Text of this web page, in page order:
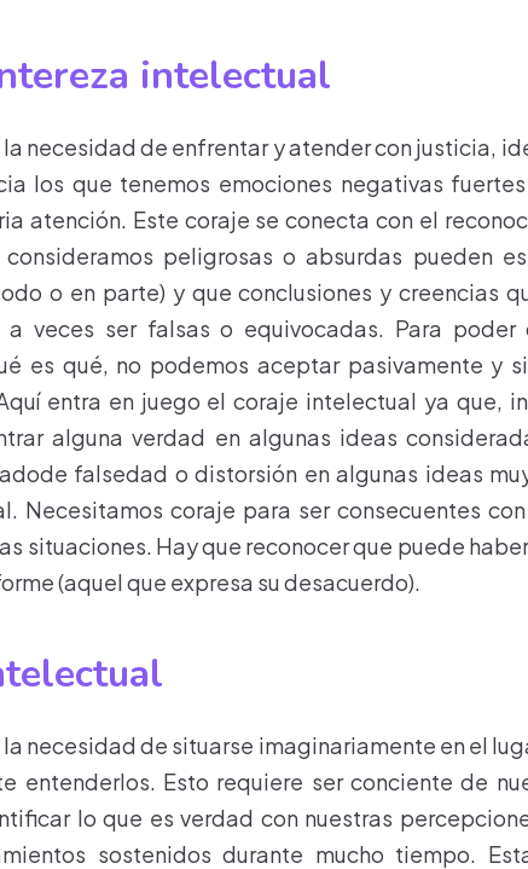
intelectual
necesidad de enfrentar y atender con justicia,
los que tenemos emociones negativas
atención. Este coraje se conecta con el
peligrosas o absurdas pueden
o en parte) y que conclusiones y creencias
a veces ser falsas o equivocadas. Para poder
es qué, no podemos aceptar pasivamente y
entra en juego el coraje intelectual ya que,
alguna verdad en algunas ideas
falsedad o distorsión en algunas ideas
Necesitamos coraje para ser consecuentes
situaciones. Hay que reconocer que puede
(aquel que expresa su desacuerdo).
necesidad de situarse imaginariamente en el
entenderlos. Esto requiere ser conciente de
lo que es verdad con nuestras
sostenidos durante mucho tiempo.